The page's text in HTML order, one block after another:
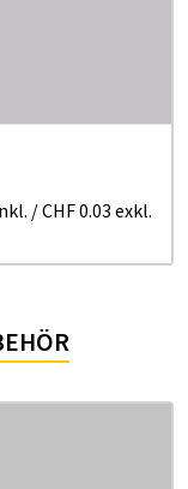
/CHF 0.03 exkl.